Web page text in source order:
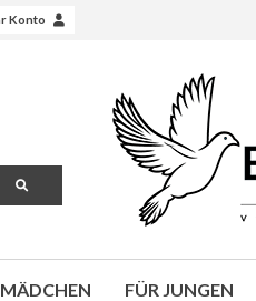
Konto
FÜR JUNGEN